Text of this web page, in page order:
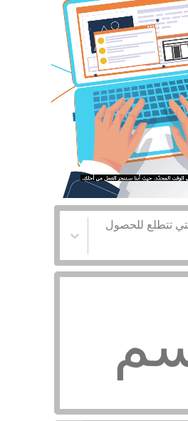
&
تتطلع للحصول